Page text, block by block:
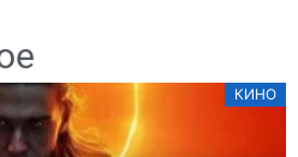
КИНО